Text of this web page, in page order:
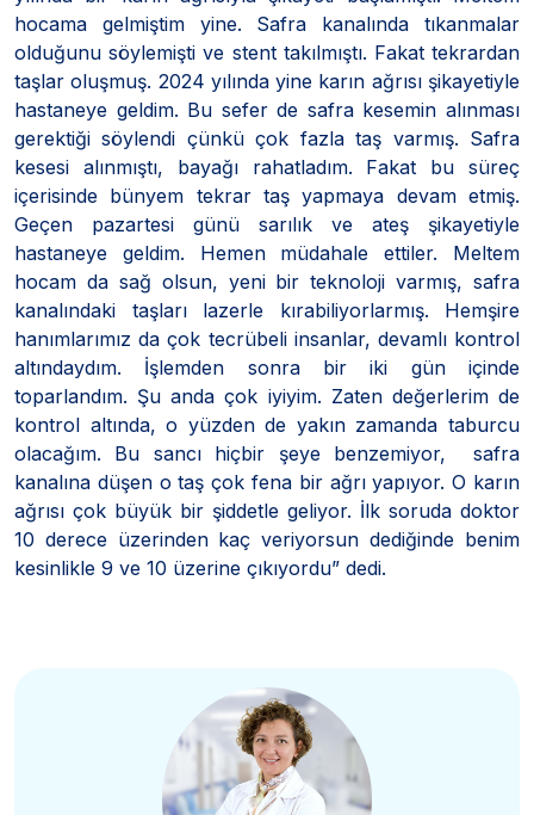
hocama gelmiştim yine. Safra kanalında tıkanmalar
olduğunu söylemişti ve stent takılmıştı. Fakat tekrardan
taşlar oluşmuş. 2024 yılında yine karın ağrısı şikayetiyle
hastaneye geldim. Bu sefer de safra kesemin alınması
gerektiği söylendi çünkü çok fazla taş varmış. Safra
kesesi alınmıştı, bayağı rahatladım. Fakat bu süreç
içerisinde bünyem tekrar taş yapmaya devam etmiş.
Geçen pazartesi günü sarılık ve ateş şikayetiyle
hastaneye geldim. Hemen müdahale ettiler. Meltem
hocam da sağ olsun, yeni bir teknoloji varmış, safra
kanalındaki taşları lazerle kırabiliyorlarmış. Hemşire
hanımlarımız da çok tecrübeli insanlar, devamlı kontrol
altındaydım. İşlemden sonra bir iki gün içinde
toparlandım. Şu anda çok iyiyim. Zaten değerlerim de
kontrol altında, o yüzden de yakın zamanda taburcu
olacağım. Bu sancı hiçbir şeye benzemiyor, safra
kanalına düşen o taş çok fena bir ağrı yapıyor. O karın
ağrısı çok büyük bir şiddetle geliyor. İlk soruda doktor
10 derece üzerinden kaç veriyorsun dediğinde benim
kesinlikle 9 ve 10 üzerine çıkıyordu” dedi.